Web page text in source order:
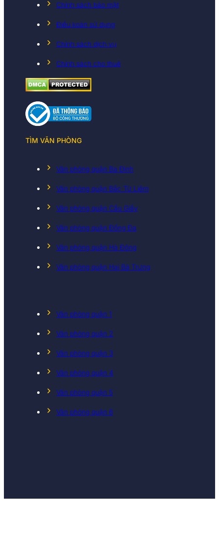
Chính sách bảo mật
Điều koản sử dụng
Chính sách dịch vụ
Chính sách cho thuê
TÌM VĂN PHÒNG
Văn phòng quận Ba Đình
Văn phòng quận Bắc Từ Liêm
Văn phòng quận Cầu Giấy
Văn phòng quận Đống Đa
Văn phòng quận Hà Đông
Văn phòng quận Hai Bà Trưng
Văn phòng quận 1
Văn phòng quận 2
Văn phòng quận 3
Văn phòng quận 4
Văn phòng quận 5
Văn phòng quận 6